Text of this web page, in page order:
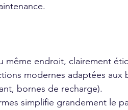
même endroit, clairement
modernes adaptées aux
bornes de recharge).
simplifie grandement le